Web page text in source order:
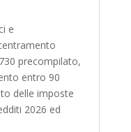
e
precompilato,
entro 90
delle imposte
2026 ed